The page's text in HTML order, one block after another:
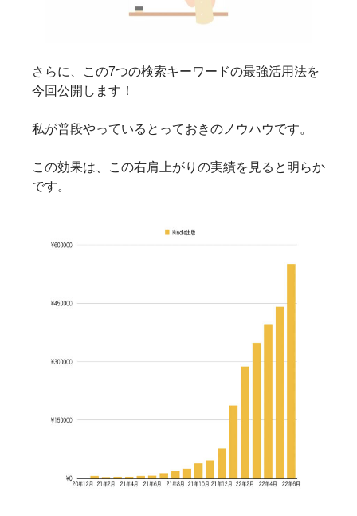
さらに、この7つの検索キーワードの最強活用法を
今回公開します！
私が普段やっているとっておきのノウハウです。
この効果は、この右肩上がりの実績を見ると明らか
です。